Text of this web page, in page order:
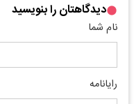
دیدگاهتان را بنویسید
نام شما
رایانامه